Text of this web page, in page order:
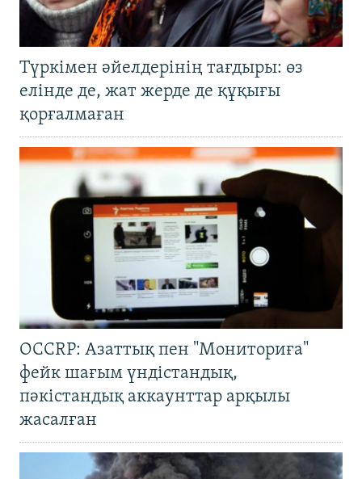
Түркімен әйелдерінің тағдыры: өз
елінде де, жат жерде де құқығы
қорғалмаған
OCCRP: Азаттық пен "Мониториға"
фейк шағым үндістандық,
пәкістандық аккаунттар арқылы
жасалған